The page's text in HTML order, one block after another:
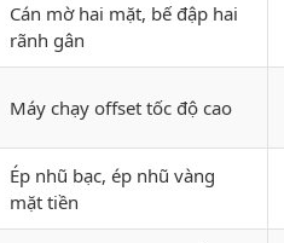
Cán mờ hai mặt, bế đập hai
rãnh gân
Máy chạy offset tốc độ cao
Ép nhũ bạc, ép nhũ vàng
mặt tiền